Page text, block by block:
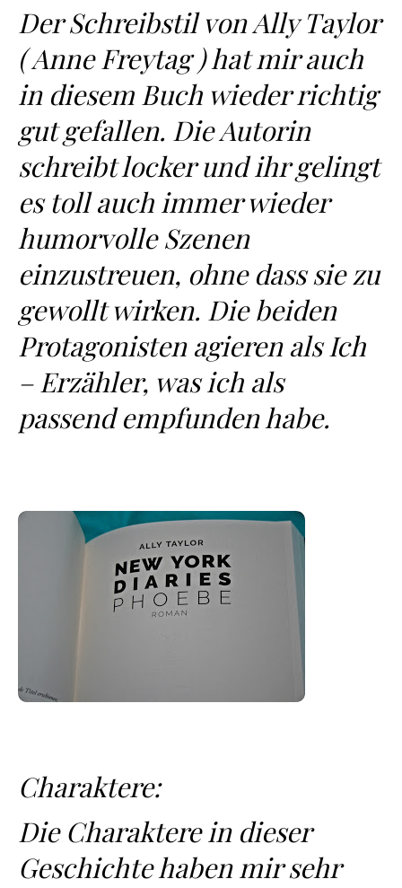
Der Schreibstil von Ally Taylor
( Anne Freytag ) hat mir auch
in diesem Buch wieder richtig
gut gefallen. Die Autorin
schreibt locker und ihr gelingt
es toll auch immer wieder
humorvolle Szenen
einzustreuen, ohne dass sie zu
gewollt wirken. Die beiden
Protagonisten agieren als Ich
– Erzähler, was ich als
passend empfunden habe.
Charaktere:
Die Charaktere in dieser
Geschichte haben mir sehr